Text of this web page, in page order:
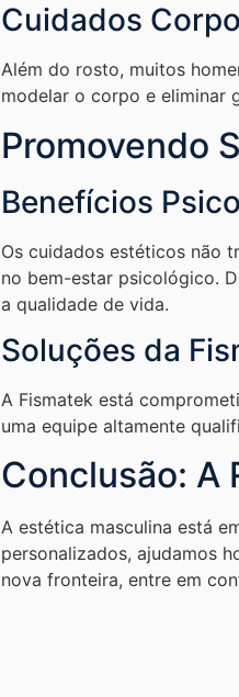
Cuidados
Além do rosto, muitos
modelar o corpo e eliminar
Promovendo
Benefícios
Os cuidados estéticos não
no bem-estar psicológico.
a qualidade de vida.
Soluções da
A Fismatek está
uma equipe altamente
Conclusão: A
A estética masculina está
personalizados, ajudamos
nova fronteira, entre em